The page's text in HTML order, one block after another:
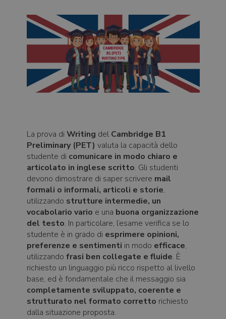
La prova di Writing del Cambridge B1
Preliminary (PET) valuta la capacità dello
studente di comunicare in modo chiaro e
articolato in inglese scritto. Gli studenti
devono dimostrare di saper scrivere mail
formali o informali, articoli e storie,
utilizzando strutture intermedie, un
vocabolario vario e una buona organizzazione
del testo. In particolare, l’esame verifica se lo
studente è in grado di esprimere opinioni,
preferenze e sentimenti in modo efficace,
utilizzando frasi ben collegate e fluide. È
richiesto un linguaggio più ricco rispetto al livello
base, ed è fondamentale che il messaggio sia
completamente sviluppato, coerente e
strutturato nel formato corretto richiesto
dalla situazione proposta.